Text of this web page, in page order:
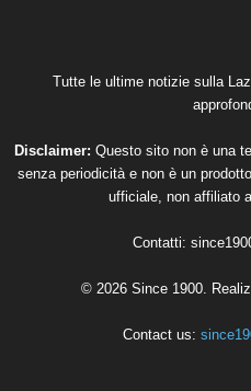
Tutte le ultime notizie sulla
Disclaimer: Questo sito non è una
senza periodicità e non è un
ufficiale, non affiliato
Contatti:
© 2026 Since 1900.
Contact us: